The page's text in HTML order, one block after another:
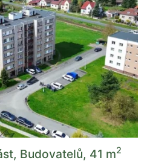
Budovatelů, 41 m2